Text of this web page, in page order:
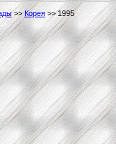
>>Корея >> 1995